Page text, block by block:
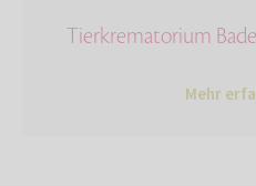
Tierkrematorium
Mehr